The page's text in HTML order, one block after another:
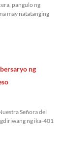
pangulo ng
may natatanging
ng
Señora del
ng ika-401